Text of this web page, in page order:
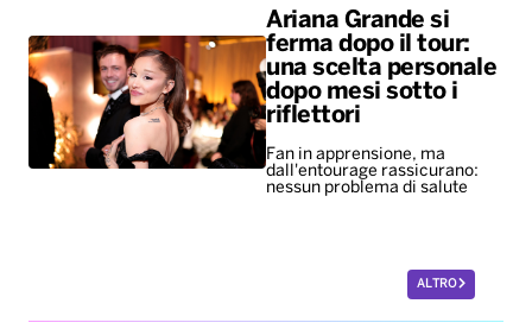
Ariana Grande si
ferma dopo il tour:
una scelta personale
dopo mesi sotto i
riflettori
Fan in apprensione, ma
dall'entourage rassicurano:
nessun problema di salute
ALTRO